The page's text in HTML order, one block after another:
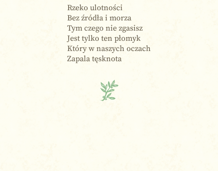
Rzeko ulotności
Bez źródła i morza
Tym czego nie zgasisz
Jest tylko ten płomyk
Który w naszych oczach
Zapala tęsknota